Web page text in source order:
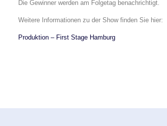
Die Gewinner werden am Folgetag benachrichtigt.
Weitere Informationen zu der Show finden Sie hier:
Produktion – First Stage Hamburg